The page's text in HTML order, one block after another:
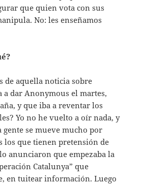
que quien vota con sus
No: les enseñamos
de aquella noticia sobre
a dar Anonymous el martes,
y que iba a reventar los
Yo no he vuelto a oír nada, y
gente se mueve mucho por
los que tienen pretensión de
anunciaron que empezaba la
Catalunya” que
en tuitear información. Luego